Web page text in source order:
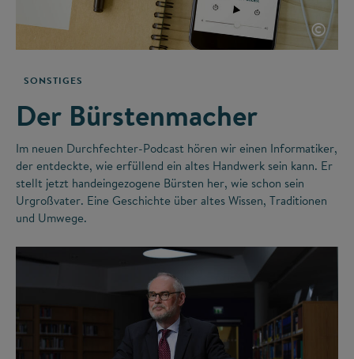
©
SONSTIGES
Der Bürstenmacher
Im neuen Durchfechter-Podcast hören wir einen Informatiker,
der entdeckte, wie erfüllend ein altes Handwerk sein kann. Er
stellt jetzt handeingezogene Bürsten her, wie schon sein
Urgroßvater. Eine Geschichte über altes Wissen, Traditionen
und Umwege.